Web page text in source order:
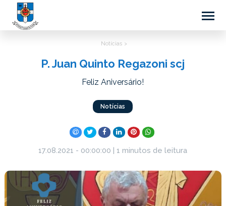
Notícias >
P. Juan Quinto Regazoni scj
Feliz Aniversário!
Notícias
17.08.2021 - 00:00:00 | 1 minutos de leitura